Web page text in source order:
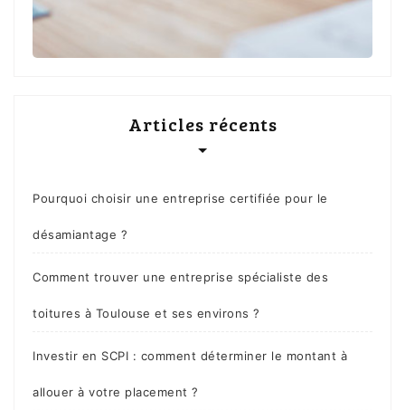
Articles récents
Pourquoi choisir une entreprise certifiée pour le
désamiantage ?
Comment trouver une entreprise spécialiste des
toitures à Toulouse et ses environs ?
Investir en SCPI : comment déterminer le montant à
allouer à votre placement ?